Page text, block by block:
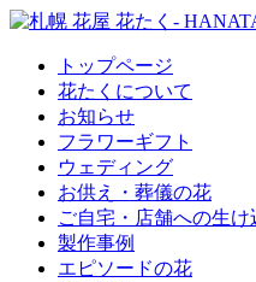
トップページ
花たくについて
お知らせ
フラワーギフト
ウェディング
お供え・葬儀の花
ご自宅・店舗への生け
製作事例
エピソードの花